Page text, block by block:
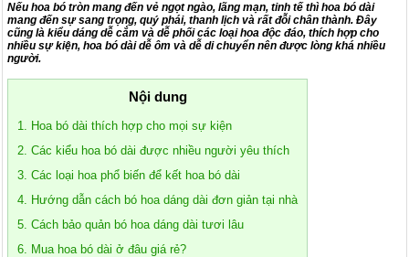
Nếu hoa bó tròn mang đến vẻ ngọt ngào, lãng mạn, tinh tế thì hoa bó dài
mang đến sự sang trọng, quý phái, thanh lịch và rất đỗi chân thành. Đây
cũng là kiểu dáng dễ cắm và dễ phối các loại hoa độc đáo, thích hợp cho
nhiều sự kiện, hoa bó dài dễ ôm và dễ di chuyển nên được lòng khá nhiều
người.
Nội dung
1. Hoa bó dài thích hợp cho mọi sự kiện
2. Các kiểu hoa bó dài được nhiều người yêu thích
3. Các loại hoa phổ biến để kết hoa bó dài
4. Hướng dẫn cách bó hoa dáng dài đơn giản tại nhà
5. Cách bảo quản bó hoa dáng dài tươi lâu
6. Mua hoa bó dài ở đâu giá rẻ?